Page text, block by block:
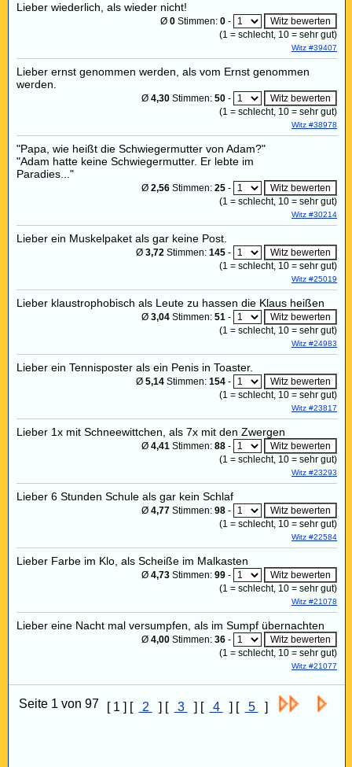
Lieber wiederlich, als wieder nicht!
Ø 0 Stimmen: 0 -
(1 = schlecht, 10 = sehr gut)
Witz #39407
Lieber ernst genommen werden, als vom Ernst genommen
werden.
Ø 4,30 Stimmen: 50 -
(1 = schlecht, 10 = sehr gut)
Witz #38978
"Papa, wie heißt die Schwiegermutter von Adam?"
"Adam hatte keine Schwiegermutter. Er lebte im
Paradies..."
Ø 2,56 Stimmen: 25 -
(1 = schlecht, 10 = sehr gut)
Witz #30214
Lieber ein Muskelpaket als gar keine Post.
Ø 3,72 Stimmen: 145 -
(1 = schlecht, 10 = sehr gut)
Witz #25019
Lieber klaustrophobisch als Leute zu hassen die Klaus heißen
Ø 3,04 Stimmen: 51 -
(1 = schlecht, 10 = sehr gut)
Witz #24983
Lieber ein Tennisposter als ein Penis in Toaster.
Ø 5,14 Stimmen: 154 -
(1 = schlecht, 10 = sehr gut)
Witz #23817
Lieber 1x mit Schneewittchen, als 7x mit den Zwergen
Ø 4,41 Stimmen: 88 -
(1 = schlecht, 10 = sehr gut)
Witz #23293
Lieber 6 Stunden Schule als gar kein Schlaf
Ø 4,77 Stimmen: 98 -
(1 = schlecht, 10 = sehr gut)
Witz #22584
Lieber Farbe im Klo, als Scheiße im Malkasten
Ø 4,73 Stimmen: 99 -
(1 = schlecht, 10 = sehr gut)
Witz #21078
Lieber eine Nacht mal versumpfen, als im Sumpf übernachten
Ø 4,00 Stimmen: 36 -
(1 = schlecht, 10 = sehr gut)
Witz #21077
Seite 1 von 97 [ 1 ] [ 2 ] [ 3 ] [ 4 ] [ 5 ]